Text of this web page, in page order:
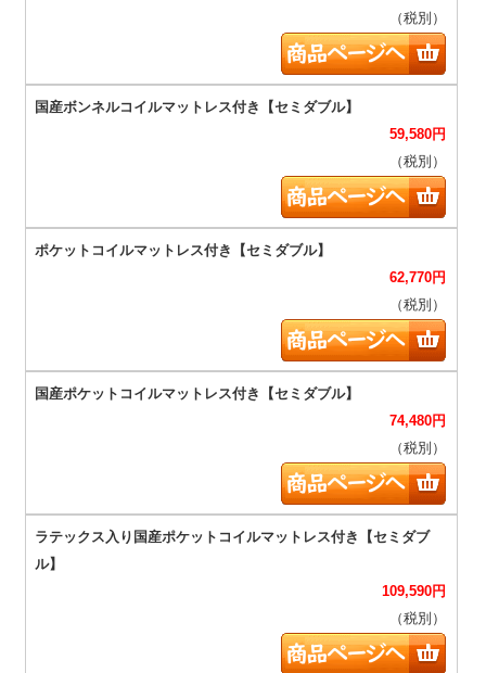
（税別）
59,580円
（税別）
62,770円
（税別）
74,480円
（税別）
109,590円
（税別）